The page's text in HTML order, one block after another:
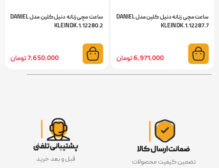
ساعت مچی زنانه دنیل کلین مدل DANIEL
KLEIN DK.1.12287.7
6,971,000 تومان
ساعت مچی زنانه دنیل کلین مدل DANIEL
KLEIN DK.1.12280.2
7,650,000 تومان
ضمانت ارسال کالا
تضمین کیفیت محصولات
پشتیبانی تلفنی
قبل و بعد خرید